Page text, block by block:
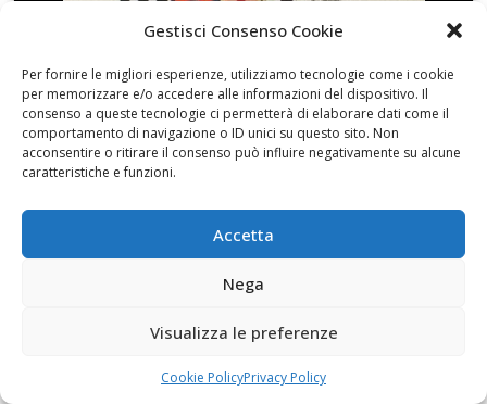
Gestisci Consenso Cookie
Per fornire le migliori esperienze, utilizziamo tecnologie come i cookie
per memorizzare e/o accedere alle informazioni del dispositivo. Il
consenso a queste tecnologie ci permetterà di elaborare dati come il
comportamento di navigazione o ID unici su questo sito. Non
acconsentire o ritirare il consenso può influire negativamente su alcune
caratteristiche e funzioni.
Accetta
Nega
Visualizza le preferenze
Cookie PolicyPrivacy Policy
L’altra scultura di Sava
Fai clic per accettare i cookie marketing e
abilitare questo contenuto